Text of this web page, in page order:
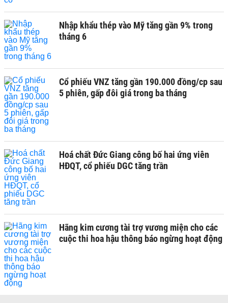
Nhập khẩu thép vào Mỹ tăng gần 9% trong
tháng 6
Cổ phiếu VNZ tăng gần 190.000 đồng/cp sau
5 phiên, gấp đôi giá trong ba tháng
Hoá chất Đức Giang công bố hai ứng viên
HĐQT, cổ phiếu DGC tăng trần
Hãng kim cương tài trợ vương miện cho các
cuộc thi hoa hậu thông báo ngừng hoạt động